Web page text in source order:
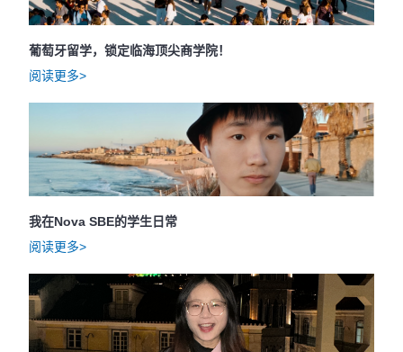
葡萄牙留学，锁定临海顶尖商学院！
阅读更多>
我在Nova SBE的学生日常
阅读更多>